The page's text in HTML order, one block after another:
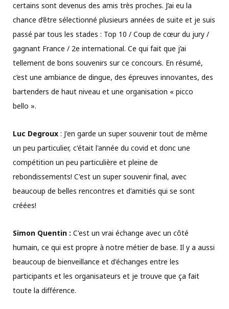
certains sont devenus des amis très proches. J’ai eu la
chance d’être sélectionné plusieurs années de suite et je suis
passé par tous les stades : Top 10 / Coup de cœur du jury /
gagnant France / 2e international. Ce qui fait que j’ai
tellement de bons souvenirs sur ce concours. En résumé,
c’est une ambiance de dingue, des épreuves innovantes, des
bartenders de haut niveau et une organisation « picco
bello ».
Luc Degroux : J'en garde un super souvenir tout de même
un peu particulier, c'était l'année du covid et donc une
compétition un peu particulière et pleine de
rebondissements! C'est un super souvenir final, avec
beaucoup de belles rencontres et d'amitiés qui se sont
créées!
Simon Quentin : C'est un vrai échange avec un côté
humain, ce qui est propre à notre métier de base. Il y a aussi
beaucoup de bienveillance et d'échanges entre les
participants et les organisateurs et je trouve que ça fait
toute la différence.